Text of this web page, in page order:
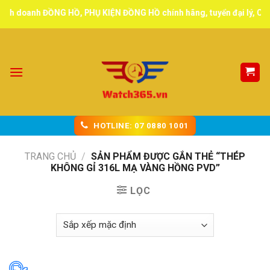
Skipdoanh ĐỒNG HỒ, PHỤ KIỆN ĐỒNG HỒ chính hãng, tuyển đại lý, CTV
HOTLINE: 07 0880 1001
TRANG CHỦ / SẢN PHẨM ĐƯỢC GẮN THẺ “THÉP
KHÔNG GỈ 316L MẠ VÀNG HỒNG PVD”
LỌC